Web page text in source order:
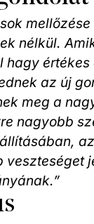
nélkül.
hagy értékes
az új
meg a
nagyobb
veszteséget